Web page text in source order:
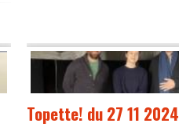
Topette! du 27 11 2024